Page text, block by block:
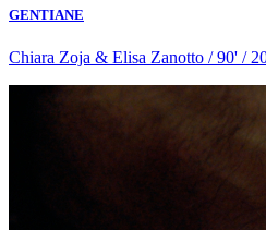
GENTIANE
Chiara Zoja & Elisa Zanotto / 90' /